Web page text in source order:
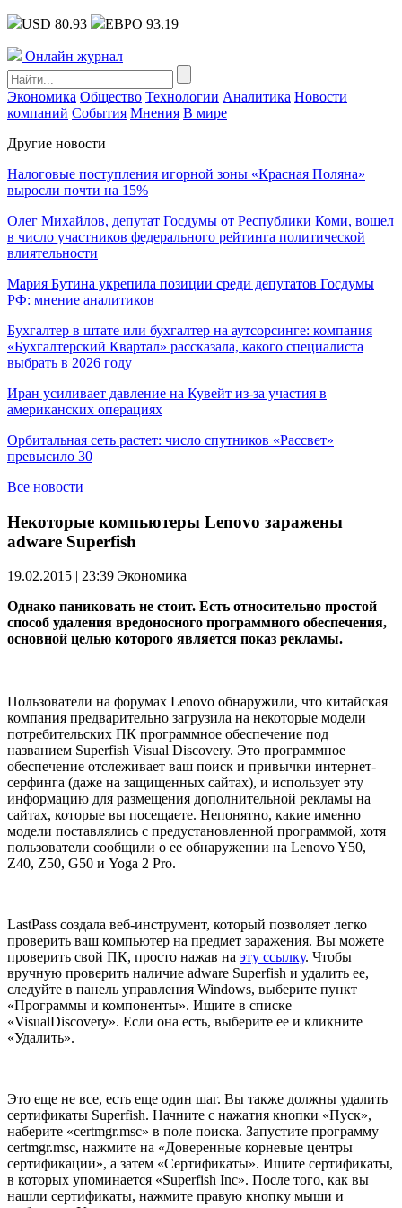
USD 80.93 ЕВРО 93.19
Онлайн журнал
Экономика Общество Технологии Аналитика Новости
компаний События Мнения В мире
Другие новости
Налоговые поступления игорной зоны «Красная Поляна»
выросли почти на 15%
Олег Михайлов, депутат Госдумы от Республики Коми, вошел
в число участников федерального рейтинга политической
влиятельности
Мария Бутина укрепила позиции среди депутатов Госдумы
РФ: мнение аналитиков
Бухгалтер в штате или бухгалтер на аутсорсинге: компания
«Бухгалтерский Квартал» рассказала, какого специалиста
выбрать в 2026 году
Иран усиливает давление на Кувейт из-за участия в
американских операциях
Орбитальная сеть растет: число спутников «Рассвет»
превысило 30
Все новости
Некоторые компьютеры Lenovo заражены
adware Superfish
19.02.2015 | 23:39 Экономика
Однако паниковать не стоит. Есть относительно простой
способ удаления вредоносного программного обеспечения,
основной целью которого является показ рекламы.
Пользователи на форумах Lenovo обнаружили, что китайская
компания предварительно загрузила на некоторые модели
потребительских ПК программное обеспечение под
названием Superfish Visual Discovery. Это программное
обеспечение отслеживает ваш поиск и привычки интернет-
серфинга (даже на защищенных сайтах), и использует эту
информацию для размещения дополнительной рекламы на
сайтах, которые вы посещаете. Непонятно, какие именно
модели поставлялись с предустановленной программой, хотя
пользователи сообщили о ее обнаружении на Lenovo Y50,
Z40, Z50, G50 и Yoga 2 Pro.
LastPass создала веб-инструмент, который позволяет легко
проверить ваш компьютер на предмет заражения. Вы можете
проверить свой ПК, просто нажав на эту ссылку. Чтобы
вручную проверить наличие adware Superfish и удалить ее,
следуйте в панель управления Windows, выберите пункт
«Программы и компоненты». Ищите в списке
«VisualDiscovery». Если она есть, выберите ее и кликните
«Удалить».
Это еще не все, есть еще один шаг. Вы также должны удалить
сертификаты Superfish. Начните с нажатия кнопки «Пуск»,
наберите «certmgr.msc» в поле поиска. Запустите программу
certmgr.msc, нажмите на «Доверенные корневые центры
сертификации», а затем «Сертификаты». Ищите сертификаты,
в которых упоминается «Superfish Inc». После того, как вы
нашли сертификаты, нажмите правую кнопку мыши и